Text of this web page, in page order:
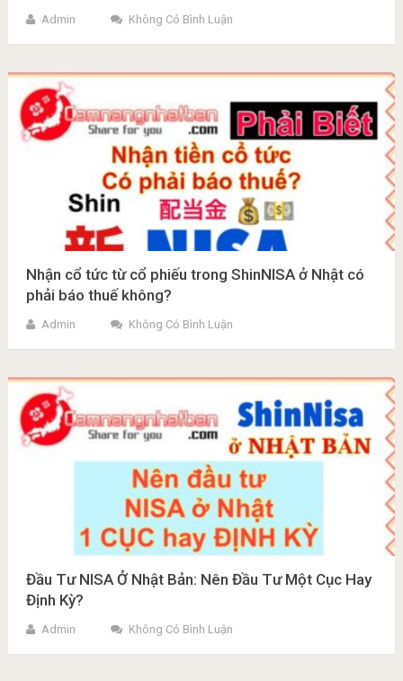
Admin Không Có Bình Luận
Nhận cổ tức từ cổ phiếu trong ShinNISA ở Nhật có
phải báo thuế không?
Admin Không Có Bình Luận
Đầu Tư NISA Ở Nhật Bản: Nên Đầu Tư Một Cục Hay
Định Kỳ?
Admin Không Có Bình Luận